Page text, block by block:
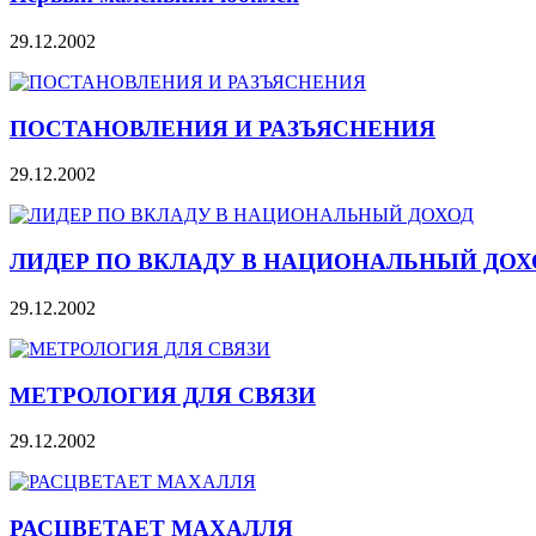
29.12.2002
ПОСТАНОВЛЕНИЯ И РАЗЪЯСНЕНИЯ
29.12.2002
ЛИДЕР ПО ВКЛАДУ В НАЦИОНАЛЬНЫЙ
29.12.2002
МЕТРОЛОГИЯ ДЛЯ СВЯЗИ
29.12.2002
РАСЦВЕТАЕТ МАХАЛЛЯ